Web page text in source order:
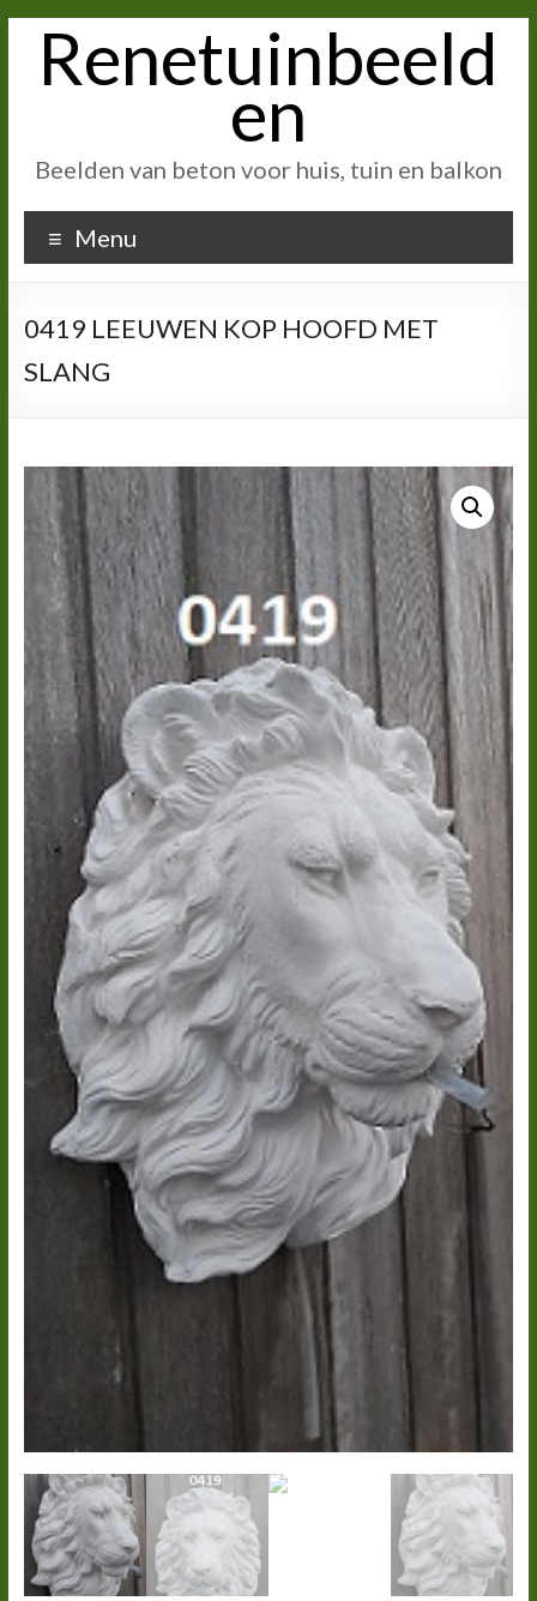
inhoudRenetuinbeeld
en
Beelden van beton voor huis, tuin en balkon
Menu
0419 LEEUWEN KOP HOOFD MET
SLANG